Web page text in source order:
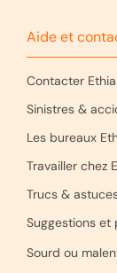
Aide et
Contacter
Sinistres &
Les bureaux
Travailler chez
Trucs &
Suggestions et
Sourd ou